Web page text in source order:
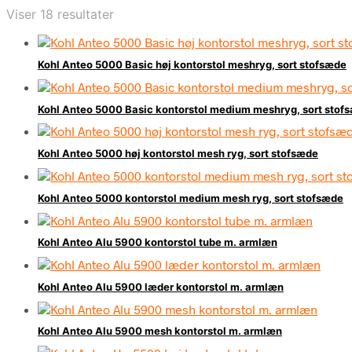
Viser 18 resultater
Kohl Anteo 5000 Basic høj kontorstol meshryg, sort stofsæde
Kohl Anteo 5000 Basic kontorstol medium meshryg, sort
Kohl Anteo 5000 høj kontorstol mesh ryg, sort stofsæde
Kohl Anteo 5000 kontorstol medium mesh ryg, sort stofsæde
Kohl Anteo Alu 5900 kontorstol tube m. armlæn
Kohl Anteo Alu 5900 læder kontorstol m. armlæn
Kohl Anteo Alu 5900 mesh kontorstol m. armlæn